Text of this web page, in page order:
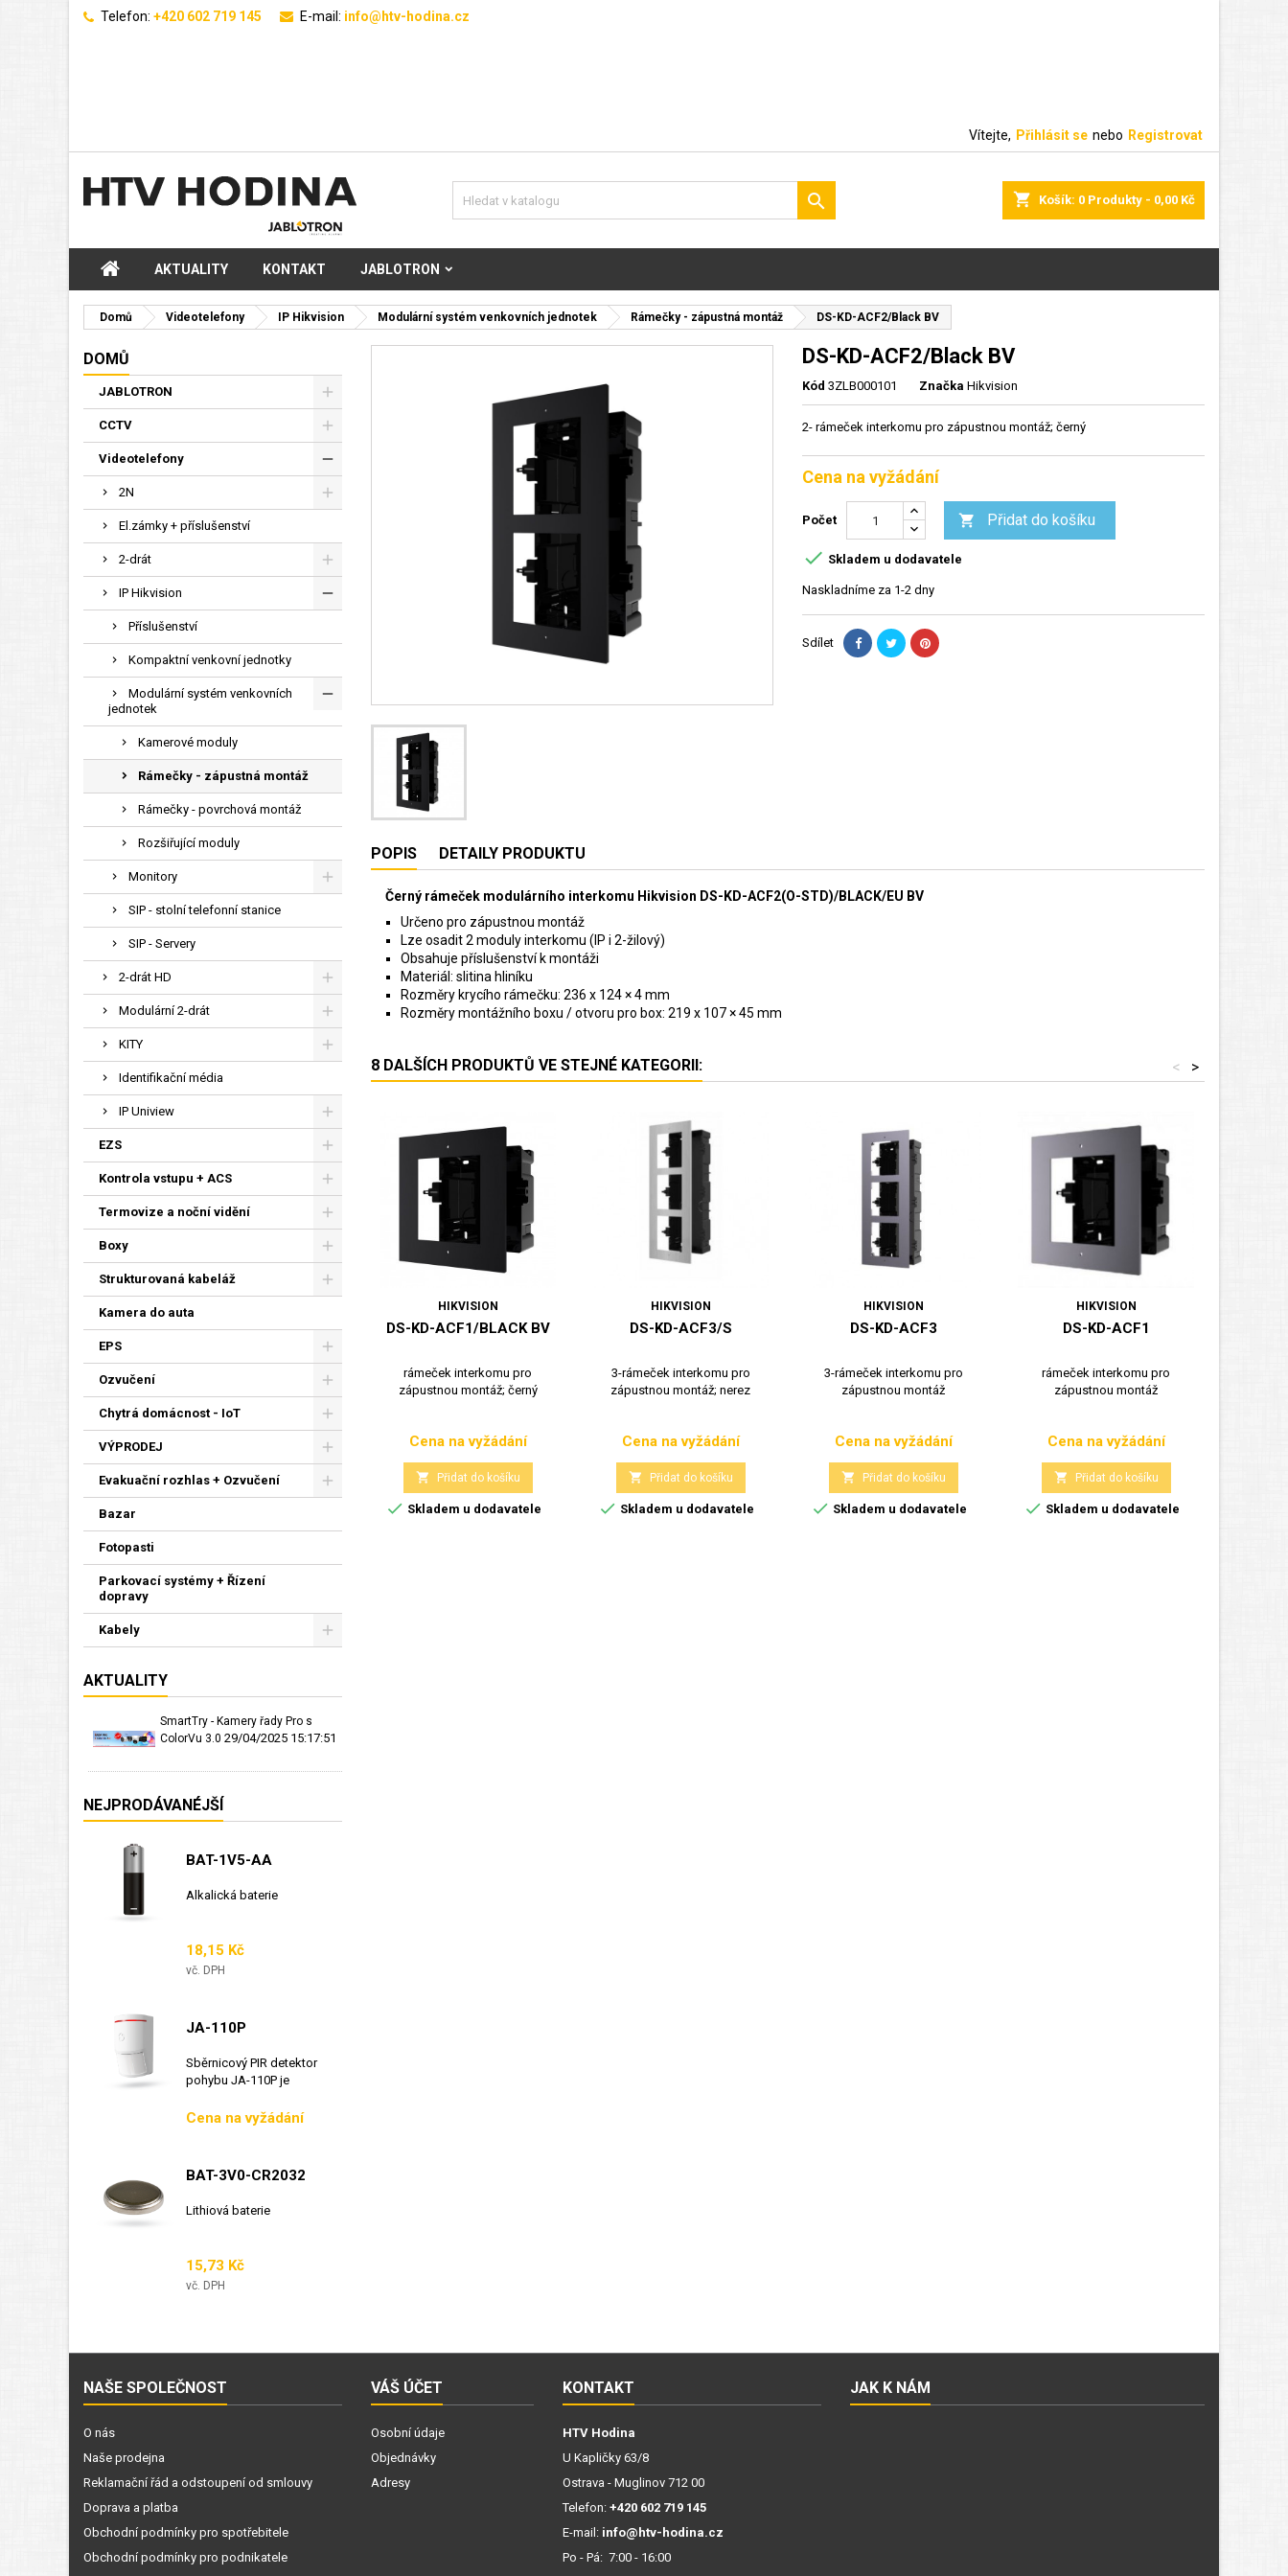
Telefon: +420 602 719 145 E-mail: info@htv-hodina.cz
Vítejte, Přihlásit se nebo Registrovat
shopping_cart Košík: 0 Produkty - 0,00 Kč

AKTUALITY KONTAKT JABLOTRON
Domů Videotelefony IP Hikvision Modulární systém venkovních jednotek Rámečky - zápustná montáž DS-KD-ACF2/Black BV
DOMŮ
JABLOTRON
CCTV
Videotelefony
2N
El.zámky + příslušenství
2-drát
IP Hikvision
Příslušenství
Kompaktní venkovní jednotky
Modulární systém venkovních
jednotek
Kamerové moduly
Rámečky - zápustná montáž
Rámečky - povrchová montáž
Rozšiřující moduly
Monitory
SIP - stolní telefonní stanice
SIP - Servery
2-drát HD
Modulární 2-drát
KITY
Identifikační média
IP Uniview
EZS
Kontrola vstupu + ACS
Termovize a noční vidění
Boxy
Strukturovaná kabeláž
Kamera do auta
EPS
Ozvučení
Chytrá domácnost - IoT
VÝPRODEJ
Evakuační rozhlas + Ozvučení
Bazar
Fotopasti
Parkovací systémy + Řízení
dopravy
Kabely
AKTUALITY
SmartTry - Kamery řady Pro s
ColorVu 3.0 29/04/2025 15:17:51
NEJPRODÁVANÉJŠÍ
BAT-1V5-AA
Alkalická baterie
Cena
18,15 Kč
vč. DPH
JA-110P
Sběrnicový PIR detektor
pohybu JA-110P je
Cena
Cena na vyžádání
BAT-3V0-CR2032
Lithiová baterie
Cena
15,73 Kč
vč. DPH
DS-KD-ACF2/Black BV
Kód 3ZLB000101 Značka Hikvision
2- rámeček interkomu pro zápustnou montáž; černý
Cena na vyžádání
Počet  Přidat do košíku
 Skladem u dodavatele
Naskladníme za 1-2 dny
Sdílet
POPIS DETAILY PRODUKTU
Černý rámeček modulárního interkomu Hikvision DS-KD-ACF2(O-STD)/BLACK/EU BV
Určeno pro zápustnou montáž
Lze osadit 2 moduly interkomu (IP i 2-žilový)
Obsahuje příslušenství k montáži
Materiál: slitina hliníku
Rozměry krycího rámečku: 236 x 124 × 4 mm
Rozměry montážního boxu / otvoru pro box: 219 x 107 × 45 mm
8 DALŠÍCH PRODUKTŮ VE STEJNÉ KATEGORII: >
<
HIKVISION
DS-KD-ACF1/BLACK BV
rámeček interkomu pro
zápustnou montáž; černý
Cena
Cena na vyžádání
 Přidat do košíku
 Skladem u dodavatele
HIKVISION
DS-KD-ACF3/S
3-rámeček interkomu pro
zápustnou montáž; nerez
Cena
Cena na vyžádání
 Přidat do košíku
 Skladem u dodavatele
HIKVISION
DS-KD-ACF3
3-rámeček interkomu pro
zápustnou montáž
Cena
Cena na vyžádání
 Přidat do košíku
 Skladem u dodavatele
HIKVISION
DS-KD-ACF1
rámeček interkomu pro
zápustnou montáž
Cena
Cena na vyžádání
 Přidat do košíku
 Skladem u dodavatele
NAŠE SPOLEČNOST
O nás
Naše prodejna
Reklamační řád a odstoupení od smlouvy
Doprava a platba
Obchodní podmínky pro spotřebitele
Obchodní podmínky pro podnikatele
VÁŠ ÚČET
Osobní údaje
Objednávky
Adresy
KONTAKT
HTV Hodina
U Kapličky 63/8
Ostrava - Muglinov 712 00
Telefon: +420 602 719 145
E-mail: info@htv-hodina.cz
Po - Pá: 7:00 - 16:00
JAK K NÁM